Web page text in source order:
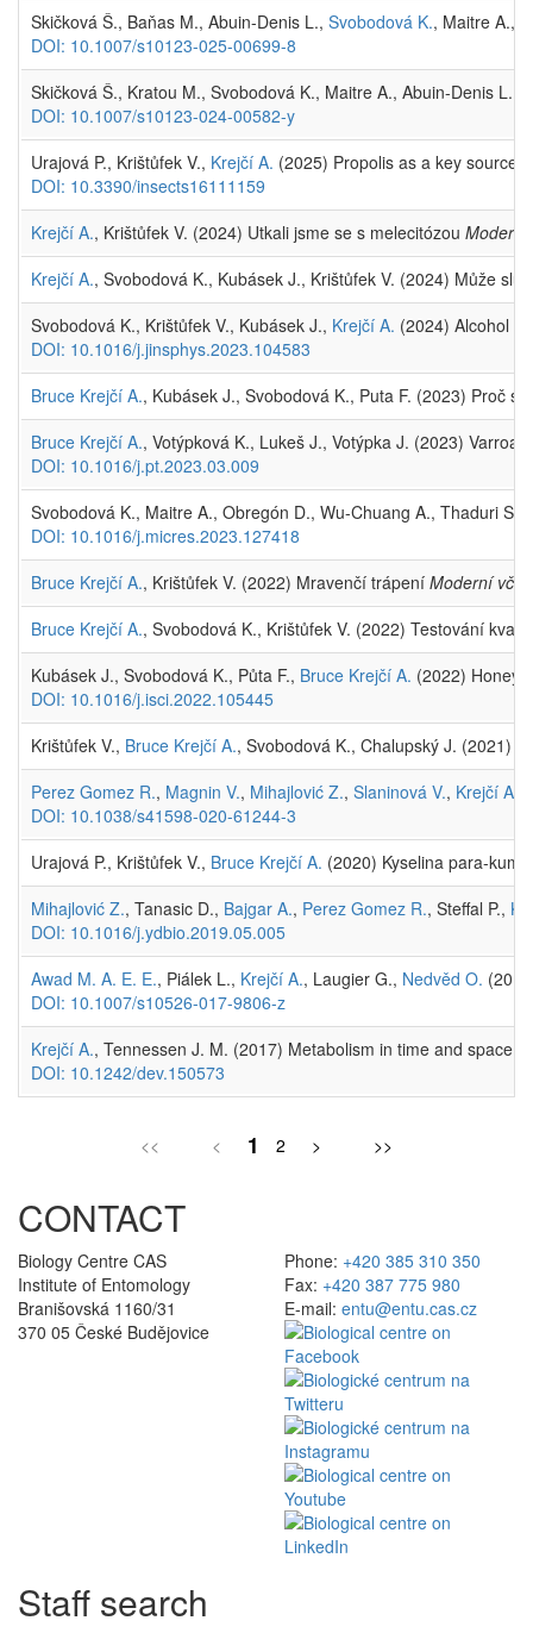
Skičková Š., Baňas M., Abuin-Denis L., Svobodová K., Maitre A.,
DOI: 10.1007/s10123-025-00699-8
Skičková Š., Kratou M., Svobodová K., Maitre A., Abuin-Denis
DOI: 10.1007/s10123-024-00582-y
Urajová P., Krištůfek V., Krejčí A. (2025) Propolis as a key source
DOI: 10.3390/insects16111159
Krejčí A., Krištůfek V. (2024) Utkali jsme se s melecitózou Moderní
Krejčí A., Svobodová K., Kubásek J., Krištůfek V. (2024) Může
Svobodová K., Krištůfek V., Kubásek J., Krejčí A. (2024) Alcohol
DOI: 10.1016/j.jinsphys.2023.104583
Bruce Krejčí A., Kubásek J., Svobodová K., Puta F. (2023) Proč
Bruce Krejčí A., Votýpková K., Lukeš J., Votýpka J. (2023)
DOI: 10.1016/j.pt.2023.03.009
Svobodová K., Maitre A., Obregón D., Wu-Chuang A., Thaduri
DOI: 10.1016/j.micres.2023.127418
Bruce Krejčí A., Krištůfek V. (2022) Mravenčí trápení Moderní
Bruce Krejčí A., Svobodová K., Krištůfek V. (2022) Testování
Kubásek J., Svobodová K., Půta F., Bruce Krejčí A. (2022)
DOI: 10.1016/j.isci.2022.105445
Krištůfek V., Bruce Krejčí A., Svobodová K., Chalupský J. (2021)
Perez Gomez R., Magnin V., Mihajlović Z., Slaninová V., Krejčí A.
DOI: 10.1038/s41598-020-61244-3
Urajová P., Krištůfek V., Bruce Krejčí A. (2020) Kyselina para-
Mihajlović Z., Tanasic D., Bajgar A., Perez Gomez R., Steffal P.,
DOI: 10.1016/j.ydbio.2019.05.005
Awad M. A. E. E., Piálek L., Krejčí A., Laugier G., Nedvěd O.
DOI: 10.1007/s10526-017-9806-z
Krejčí A., Tennessen J. M. (2017) Metabolism in time and space
DOI: 10.1242/dev.150573
<< < 1 2 > >>
CONTACT
Biology Centre CAS
Institute of Entomology
Branišovská 1160/31
370 05 České Budějovice
Phone: +420 385 310 350
Fax: +420 387 775 980
E-mail: entu@entu.cas.cz
Staff search